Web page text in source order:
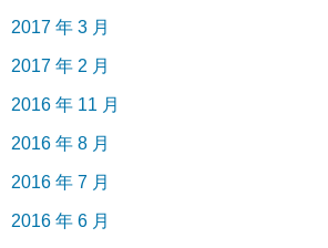
2017 年 3 月
2017 年 2 月
2016 年 11 月
2016 年 8 月
2016 年 7 月
2016 年 6 月